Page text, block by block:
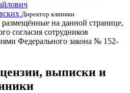
Директор клиники
на данной странице,
согласия сотрудников
Федерального закона № 152-
выписки и